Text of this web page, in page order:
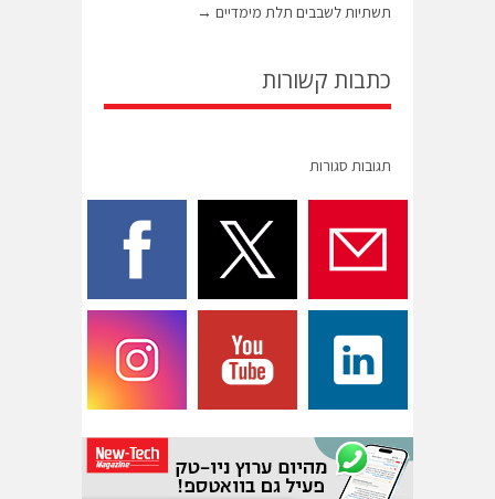
תשתיות לשבבים תלת מימדיים →
כתבות קשורות
תגובות סגורות